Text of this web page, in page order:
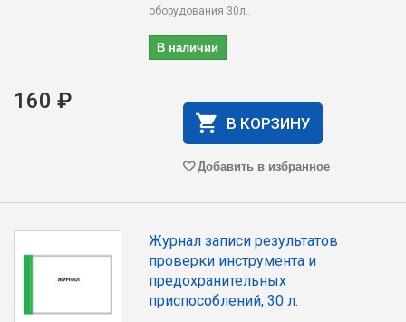
оборудования 30л..
В наличии
160 ₽
В КОРЗИНУ
Добавить в избранное
Журнал записи результатов
проверки инструмента и
предохранительных
приспособлений, 30 л.